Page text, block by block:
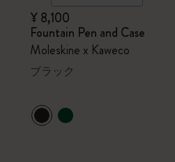
¥ 8,100
Fountain Pen and Case
Moleskine x Kaweco
ブラック